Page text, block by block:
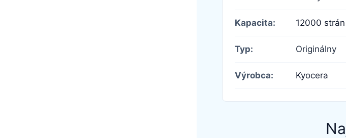
Kapacita: 12000
Typ: Originálny
Výrobca: Kyocera